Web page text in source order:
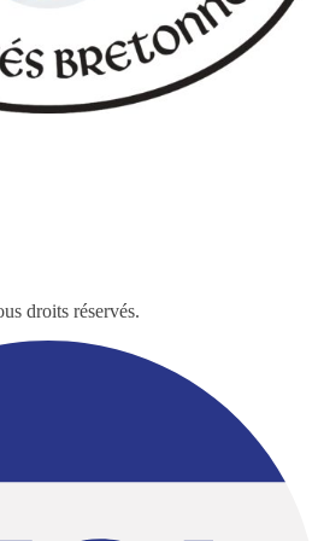
droits réservés.